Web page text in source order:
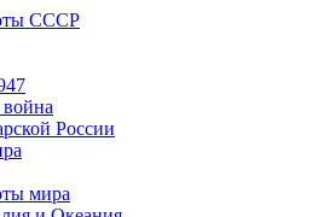
СССР
России
мира